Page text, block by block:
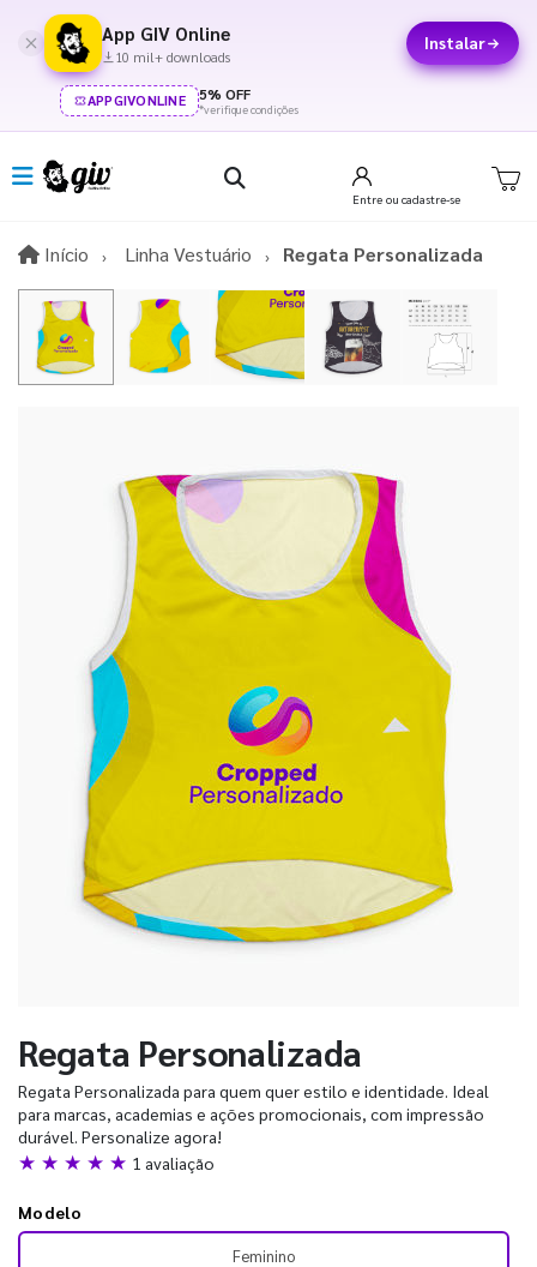
App GIV Online
10 mil+ downloads
Instalar
APPGIVONLINE 5% OFF
*verifique condições
Entre ou cadastre-se
Início InícioLinha Vestuário Regata Personalizada
Regata Personalizada
Regata Personalizada para quem quer estilo e identidade. Ideal
para marcas, academias e ações promocionais, com impressão
durável. Personalize agora!
★ ★ ★ ★ ★ 1 avaliação
Modelo
Feminino